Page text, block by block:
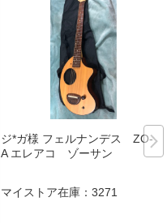
ジ*ガ様 フェルナンデス ZO-３
A エレアコ ゾーサン
マイストア在庫： 3271